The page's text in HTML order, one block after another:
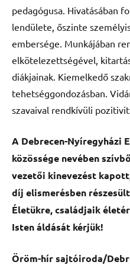
pedagógusa. Hivatásában
lendülete, őszinte
embersége. Munkájában
elkötelezettségével,
diákjainak. Kiemelkedő
tehetséggondozásban.
szavaival rendkívüli
A Debrecen-Nyíregyházi
közössége nevében
vezetői kinevezést
díj elismerésben
Életükre, családjaik
Isten áldását kérjük!
Öröm-hír sajtóiroda/